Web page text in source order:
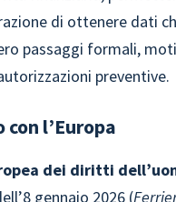
di ottenere dati
passaggi formali,
preventive.
con l’Europa
dei diritti
gennaio 2026 (